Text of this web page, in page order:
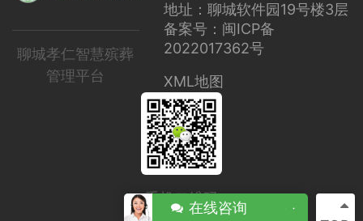
聊城孝仁智慧殡葬
管理平台
地址：聊城软件园19号楼3层
备案号：闽ICP备
2022017362号
XML地图
手机二维码
在线咨询